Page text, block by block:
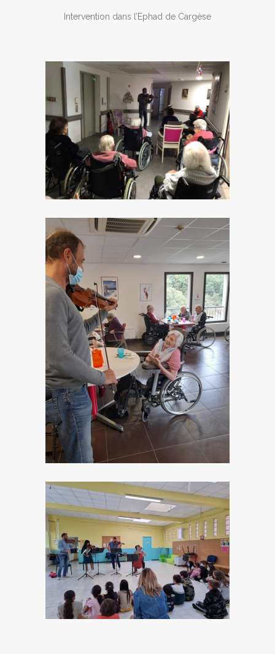
Intervention dans l’Ephad de Cargèse